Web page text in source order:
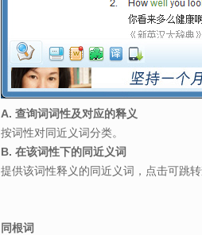
A. 查询词词性及对应的释义
按词性对同近义词分类。
B. 在该词性下的同近义词
提供该词性释义的同近义词，点击可跳
同根词